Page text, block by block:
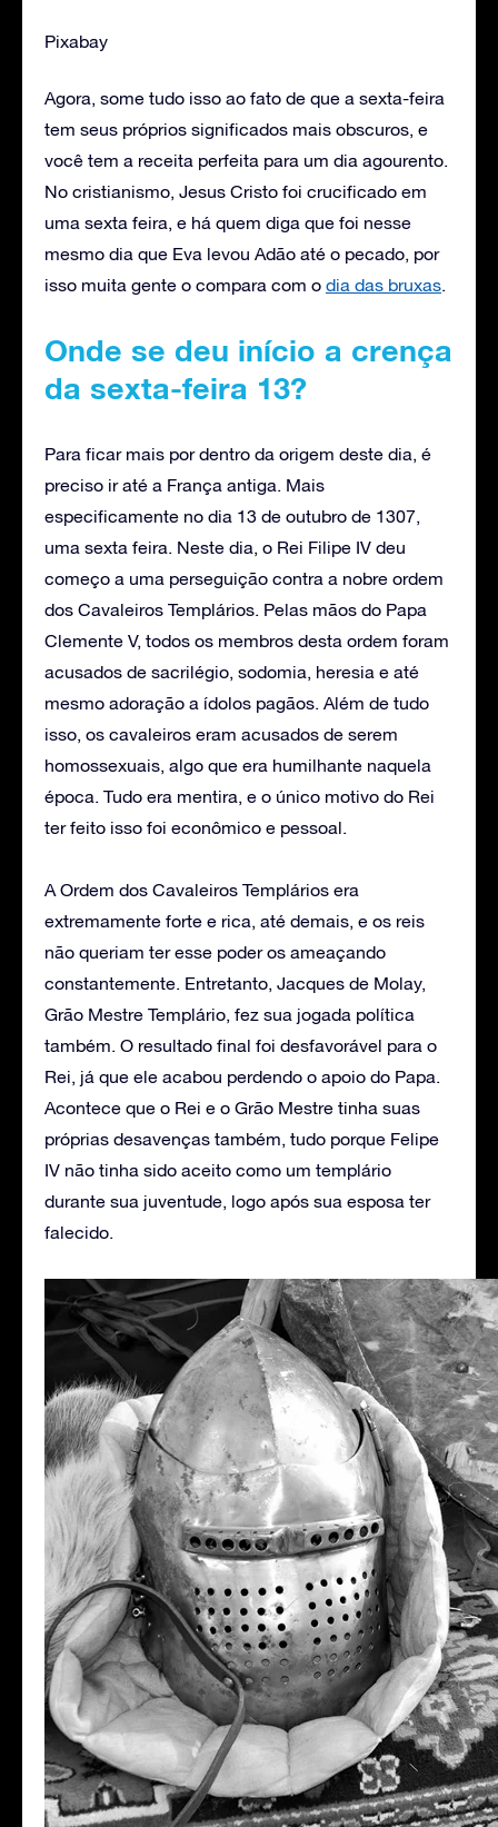
Pixabay
Agora, some tudo isso ao fato de que a sexta-feira
tem seus próprios significados mais obscuros, e
você tem a receita perfeita para um dia agourento.
No cristianismo, Jesus Cristo foi crucificado em
uma sexta feira, e há quem diga que foi nesse
mesmo dia que Eva levou Adão até o pecado, por
isso muita gente o compara com o dia das bruxas.
Onde se deu início a crença
da sexta-feira 13?
Para ficar mais por dentro da origem deste dia, é
preciso ir até a França antiga. Mais
especificamente no dia 13 de outubro de 1307,
uma sexta feira. Neste dia, o Rei Filipe IV deu
começo a uma perseguição contra a nobre ordem
dos Cavaleiros Templários. Pelas mãos do Papa
Clemente V, todos os membros desta ordem foram
acusados de sacrilégio, sodomia, heresia e até
mesmo adoração a ídolos pagãos. Além de tudo
isso, os cavaleiros eram acusados de serem
homossexuais, algo que era humilhante naquela
época. Tudo era mentira, e o único motivo do Rei
ter feito isso foi econômico e pessoal.
A Ordem dos Cavaleiros Templários era
extremamente forte e rica, até demais, e os reis
não queriam ter esse poder os ameaçando
constantemente. Entretanto, Jacques de Molay,
Grão Mestre Templário, fez sua jogada política
também. O resultado final foi desfavorável para o
Rei, já que ele acabou perdendo o apoio do Papa.
Acontece que o Rei e o Grão Mestre tinha suas
próprias desavenças também, tudo porque Felipe
IV não tinha sido aceito como um templário
durante sua juventude, logo após sua esposa ter
falecido.